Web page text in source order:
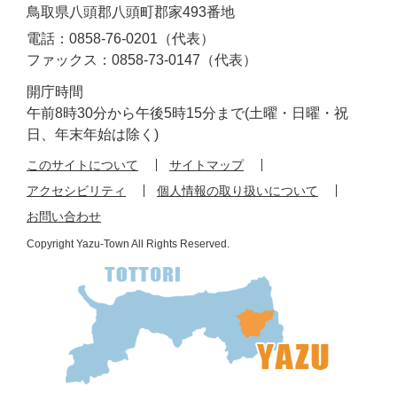
鳥取県八頭郡八頭町郡家493番地
電話：0858-76-0201（代表）
ファックス：0858-73-0147（代表）
開庁時間
午前8時30分から午後5時15分まで(土曜・日曜・祝
日、年末年始は除く)
このサイトについて
サイトマップ
アクセシビリティ
個人情報の取り扱いについて
お問い合わせ
Copyright Yazu-Town All Rights Reserved.